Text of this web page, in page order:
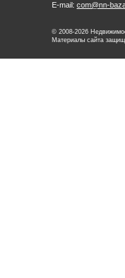
E-mail: com@nn-
© 2008-2026
Материалы сайта